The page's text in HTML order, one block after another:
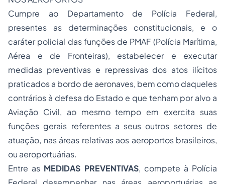
Cumpre ao Departamento de Polícia Federal,
presentes as determinações constitucionais, e o
caráter policial das funções de PMAF (Polícia Marítima,
Aérea e de Fronteiras), estabelecer e executar
medidas preventivas e repressivas dos atos ilícitos
praticados a bordo de aeronaves, bem como daqueles
contrários à defesa do Estado e que tenham por alvo a
Aviação Civil, ao mesmo tempo em exercita suas
funções gerais referentes a seus outros setores de
atuação, nas áreas relativas aos aeroportos brasileiros,
ou aeroportuárias.
Entre as MEDIDAS PREVENTIVAS, compete à Polícia